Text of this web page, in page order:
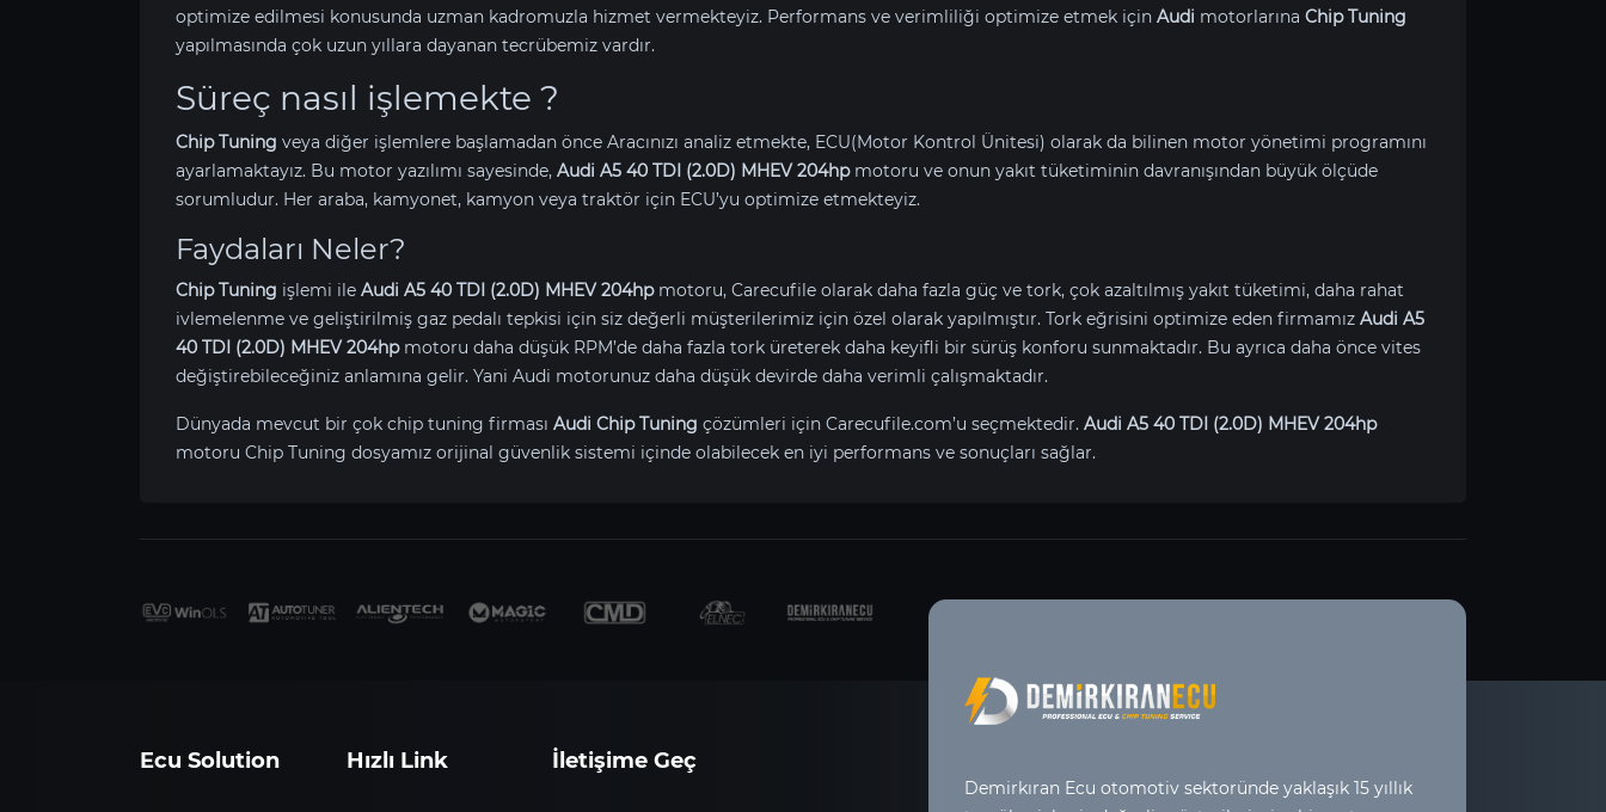
optimize edilmesi konusunda uzman kadromuzla hizmet vermekteyiz. Performans ve verimliliği optimize etmek için Audi motorlarına Chip Tuning
yapılmasında çok uzun yıllara dayanan tecrübemiz vardır.
Süreç nasıl işlemekte ?
Chip Tuning veya diğer işlemlere başlamadan önce Aracınızı analiz etmekte, ECU(Motor Kontrol Ünitesi) olarak da bilinen motor yönetimi programını
ayarlamaktayız. Bu motor yazılımı sayesinde, Audi A5 40 TDI (2.0D) MHEV 204hpmotoru ve onun yakıt tüketiminin davranışından büyük ölçüde
sorumludur. Her araba, kamyonet, kamyon veya traktör için ECU’yu optimize etmekteyiz.
Faydaları Neler?
Chip Tuning işlemi ile Audi A5 40 TDI (2.0D) MHEV 204hpmotoru, Carecufile olarak daha fazla güç ve tork, çok azaltılmış yakıt tüketimi, daha rahat
ivlemelenme ve geliştirilmiş gaz pedalı tepkisi için siz değerli müşterilerimiz için özel olarak yapılmıştır. Tork eğrisini optimize eden firmamız Audi A5
40 TDI (2.0D) MHEV 204hpmotoru daha düşük RPM’de daha fazla tork üreterek daha keyifli bir sürüş konforu sunmaktadır. Bu ayrıca daha önce vites
değiştirebileceğiniz anlamına gelir. Yani Audi motorunuz daha düşük devirde daha verimli çalışmaktadır.
Dünyada mevcut bir çok chip tuning firması Audi Chip Tuning çözümleri için Carecufile.com’u seçmektedir. Audi A5 40 TDI (2.0D) MHEV 204hp
motoru Chip Tuning dosyamız orijinal güvenlik sistemi içinde olabilecek en iyi performans ve sonuçları sağlar.
Ecu Solution Hızlı Link İletişime Geç
Demirkıran Ecu otomotiv sektoründe yaklaşık 15 yıllık